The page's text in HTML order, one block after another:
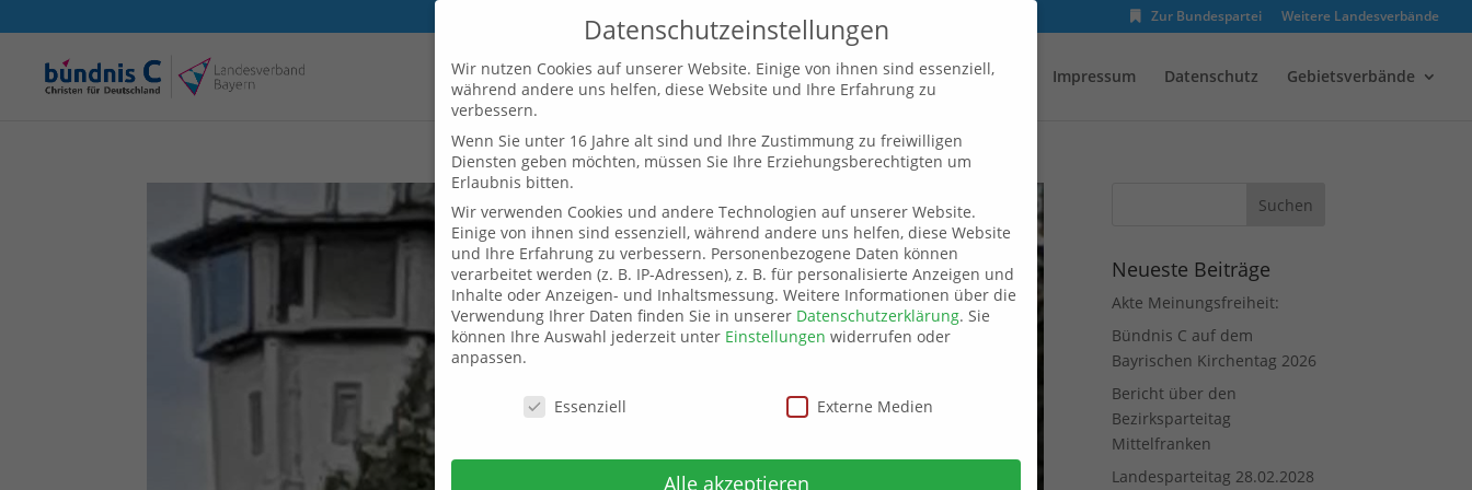
Zur Bundespartei Weitere Landesverbände
Willkommen Aktuelles Termine Spenden Impressum Datenschutz Gebietsverbände
Neueste Beiträge
Akte Meinungsfreiheit:
Bündnis C auf dem
Bayrischen Kirchentag 2026
Bericht über den
Bezirksparteitag
Mittelfranken
Landesparteitag 28.02.2028
Datenschutzeinstellungen
Wir nutzen Cookies auf unserer Website. Einige von ihnen sind essenziell,
während andere uns helfen, diese Website und Ihre Erfahrung zu
verbessern.
Wenn Sie unter 16 Jahre alt sind und Ihre Zustimmung zu freiwilligen
Diensten geben möchten, müssen Sie Ihre Erziehungsberechtigten um
Erlaubnis bitten.
Wir verwenden Cookies und andere Technologien auf unserer Website.
Einige von ihnen sind essenziell, während andere uns helfen, diese Website
und Ihre Erfahrung zu verbessern. Personenbezogene Daten können
verarbeitet werden (z. B. IP-Adressen), z. B. für personalisierte Anzeigen und
Inhalte oder Anzeigen- und Inhaltsmessung. Weitere Informationen über die
Verwendung Ihrer Daten finden Sie in unserer Datenschutzerklärung. Sie
können Ihre Auswahl jederzeit unter Einstellungen widerrufen oder
anpassen.
Datenschutzeinstellungen
Essenziell Externe Medien
Alle akzeptieren